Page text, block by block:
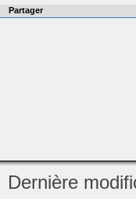
Partager
Dernière